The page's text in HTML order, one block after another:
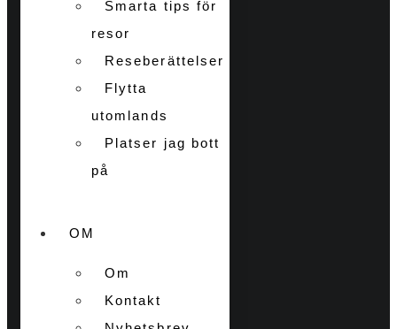
Smarta tips för
resor
Reseberättelser
Flytta
utomlands
Platser jag bott
på
OM
Om
Kontakt